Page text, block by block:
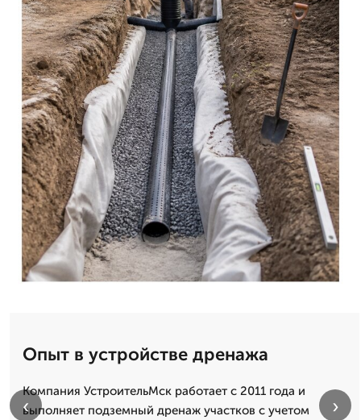
Опыт в устройстве дренажа
Компания УстроительМск работает с 2011 года и
выполняет подземный дренаж участков с учетом
‹ ›